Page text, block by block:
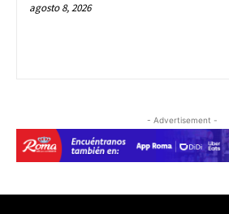
agosto 8, 2026
- Advertisement -